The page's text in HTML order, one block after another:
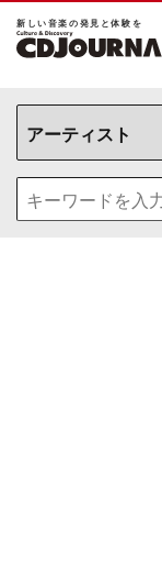
新しい⾳楽の発⾒と体験を